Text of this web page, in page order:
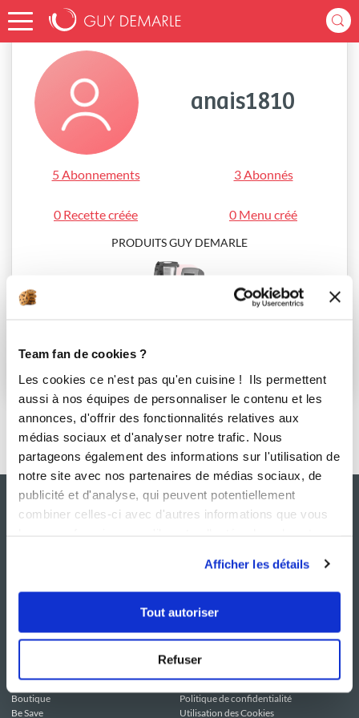
Team fan de cookies ?
Les cookies ce n'est pas qu'en cuisine ! Ils permettent
aussi à nos équipes de personnaliser le contenu et les
annonces, d'offrir des fonctionnalités relatives aux
médias sociaux et d'analyser notre trafic. Nous
partageons également des informations sur l'utilisation de
notre site avec nos partenaires de médias sociaux, de
publicité et d'analyse, qui peuvent potentiellement
combiner celles-ci avec d'autres informations que vous
Afficher les détails
Tout autoriser
Refuser
Accueil anais1810
anais1810
5 Abonnements 3 Abonnés
0 Recette créée 0 Menu créé
PRODUITS GUY DEMARLE
NOS SITES
Le Mag'
Boutique
Be Save
SERVICE CONSO
Contactez-nous
Mentions légales
Politique de confidentialité
Utilisation des Cookies